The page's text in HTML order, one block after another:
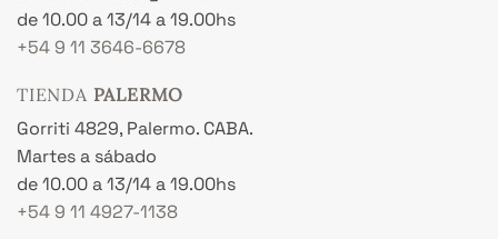
de 10.00 a 13/14 a 19.00hs
+54 9 11 3646-6678
TIENDA PALERMO
Gorriti 4829, Palermo. CABA.
Martes a sábado
de 10.00 a 13/14 a 19.00hs
+54 9 11 4927-1138